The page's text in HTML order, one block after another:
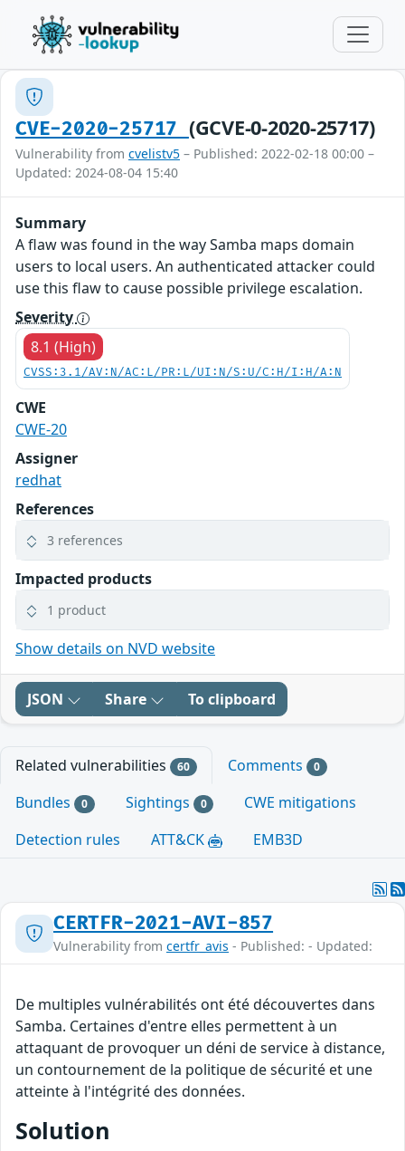
CVE-2020-25717 (GCVE-0-2020-25717)
Vulnerability from cvelistv5 – Published: 2022-02-18 00:00 –
Updated: 2024-08-04 15:40
Summary
A flaw was found in the way Samba maps domain
users to local users. An authenticated attacker could
use this flaw to cause possible privilege escalation.
Severity
8.1 (High)
CVSS:3.1/AV:N/AC:L/PR:L/UI:N/S:U/C:H/I:H/A:N
CWE
CWE-20
Assigner
redhat
References
3 references
Impacted products
1 product
Show details on NVD website
JSON Share To clipboard
Related vulnerabilities 60 Comments 0
Bundles 0 Sightings 0
CWE mitigations
Detection rules
ATT&CK EMB3D
CERTFR-2021-AVI-857
Vulnerability from certfr_avis - Published: - Updated:
De multiples vulnérabilités ont été découvertes dans
Samba. Certaines d'entre elles permettent à un
attaquant de provoquer un déni de service à distance,
un contournement de la politique de sécurité et une
atteinte à l'intégrité des données.
Solution